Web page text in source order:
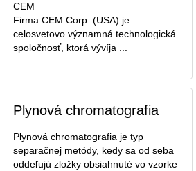
CEM
Firma CEM Corp. (USA) je
celosvetovo významná technologická
spoločnosť, ktorá vývíja ...
Plynová chromatografia
Plynová chromatografia je typ
separačnej metódy, kedy sa od seba
oddeľujú zložky obsiahnuté vo vzorke